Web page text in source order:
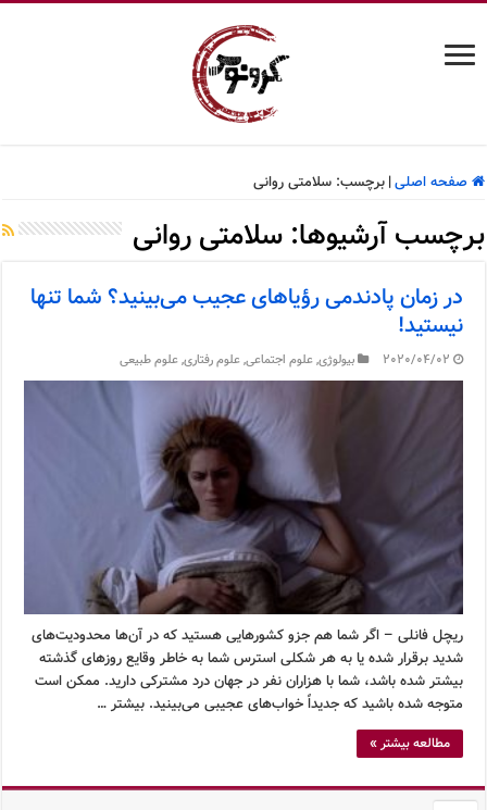
صفحه اصلی| برچسب:سلامتی روانی
برچسب آرشیوها:سلامتی روانی
در زمان پادندمی رؤیاهای عجیب می‌بینید؟ شما تنها
نیستید!
2020/04/02 بیولوژی,علوم اجتماعی,علوم رفتاری,علوم طبیعی
ریچل فانلی – اگر شما هم جزو کشورهایی هستید که در آن‌ها محدودیت‌های
شدید برقرار شده یا به هر شکلی استرس شما به خاطر وقایع روزهای گذشته
بیشتر شده باشد، شما با هزاران نفر در جهان درد مشترکی دارید. ممکن است
متوجه شده باشید که جدیداً خواب‌های عجیبی می‌بینید. بیشتر …
مطالعه بیشتر »